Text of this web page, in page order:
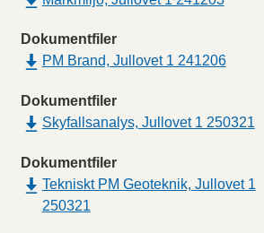
Dokumentfiler
PM Brand, Jullovet 1 241206
Dokumentfiler
Skyfallsanalys, Jullovet 1 250321
Dokumentfiler
Tekniskt PM Geoteknik, Jullovet 1
250321